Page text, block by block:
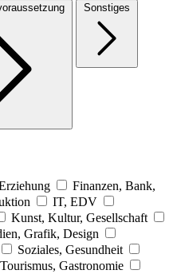
Sonstiges
Finanzen, Bank,
IT, EDV
Kunst, Kultur, Gesellschaft
Grafik, Design
Soziales, Gesundheit
Tourismus, Gastronomie